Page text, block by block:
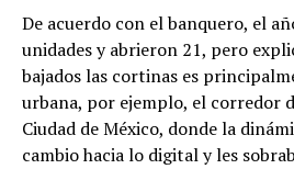
De acuerdo con el banquero, el
unidades y abrieron 21, pero
bajados las cortinas es
urbana, por ejemplo, el corredor
Ciudad de México, donde la
cambio hacia lo digital y les